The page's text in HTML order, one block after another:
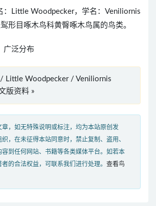
：Little Woodpecker，学名：Veniliornis
形目啄木鸟科黄臀啄木鸟属的鸟类。
广泛分布
/ Little Woodpecker / Veniliornis
版资料 »
章，如无特殊说明或标注，均为本站原创发
，在未征得本站同意时，禁止复制、盗用、
容到任何网站、书籍等各类媒体平台。如若本
的合法权益，可联系我们进行处理。 查看鸟